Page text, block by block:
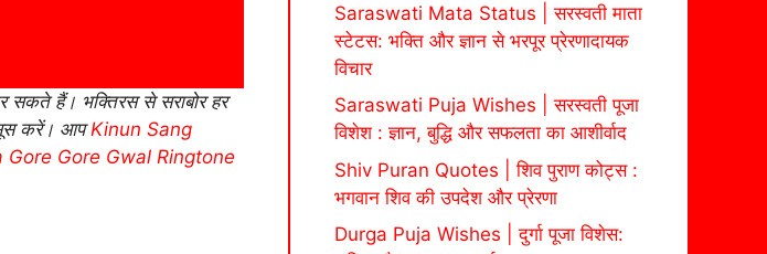
हैं। भक्तिरस से सराबोर हर
करें। आपKinun Sang
Gore Gore Gwal Ringtone
Saraswati Mata Status | सरस्वती माता
स्टेटस: भक्ति और ज्ञान से भरपूर प्रेरणादायक
विचार
Saraswati Puja Wishes | सरस्वती पूजा
विशेश : ज्ञान, बुद्धि और सफलता का आशीर्वाद
Shiv Puran Quotes | शिव पुराण कोट्स :
भगवान शिव की उपदेश और प्रेरणा
Durga Puja Wishes | दुर्गा पूजा विशेस: